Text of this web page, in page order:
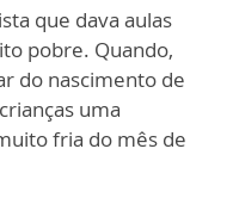
que dava aulas
pobre. Quando,
do nascimento de
uma
fria do mês de